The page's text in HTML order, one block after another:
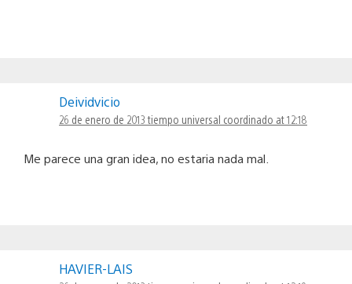
Deividvicio
26 de enero de 2013 tiempo universal coordinado at 12:18
Me parece una gran idea, no estaria nada mal.
HAVIER-LAIS